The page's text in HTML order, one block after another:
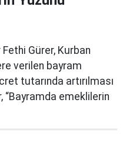
Gürer, Kurban
verilen bayram
tutarında artırılması
“Bayramda emeklilerin